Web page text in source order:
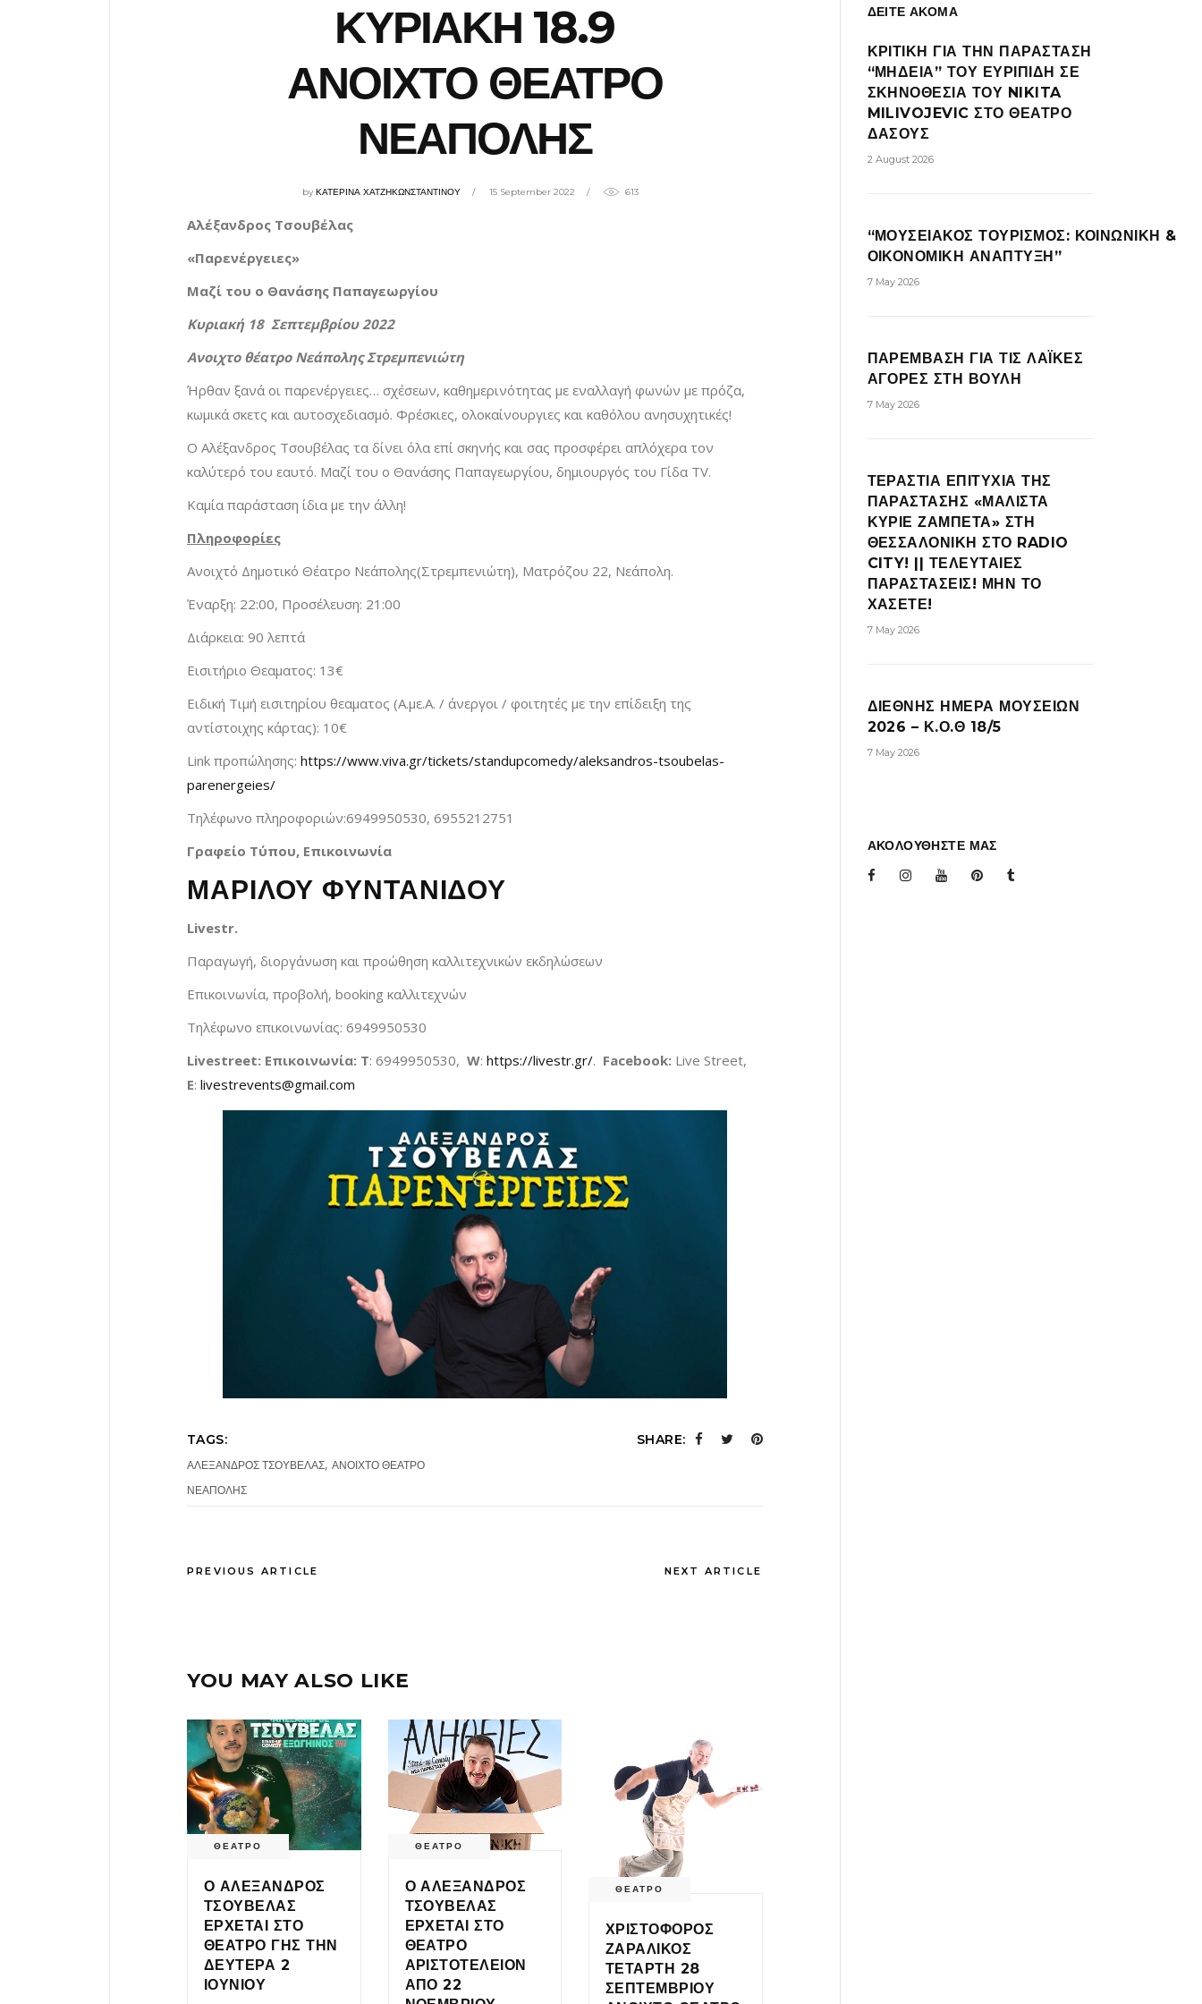
ΚΥΡΙΑΚΗ 18.9
ΑΝΟΙΧΤΟ ΘΕΑΤΡΟ
ΝΕΑΠΟΛΗΣ
byΚΑΤΕΡΙΝΑ ΧΑΤΖΗΚΩΝΣΤΑΝΤΙΝΟΥ 15 September 2022 613
Αλέξανδρος Τσουβέλας
«Παρενέργειες»
Μαζί του ο Θανάσης Παπαγεωργίου
Κυριακή 18 Σεπτεμβρίου 2022
Ανοιχτο θέατρο Νεάπολης Στρεμπενιώτη
Ήρθαν ξανά οι παρενέργειες… σχέσεων, καθημερινότητας με εναλλαγή φωνών με πρόζα,
κωμικά σκετς και αυτοσχεδιασμό. Φρέσκιες, ολοκαίνουργιες και καθόλου ανησυχητικές!
Ο Αλέξανδρος Τσουβέλας τα δίνει όλα επί σκηνής και σας προσφέρει απλόχερα τον
καλύτερό του εαυτό. Μαζί του ο Θανάσης Παπαγεωργίου, δημιουργός του Γίδα TV.
Καμία παράσταση ίδια με την άλλη!
Πληροφορίες
Ανοιχτό Δημοτικό Θέατρο Νεάπολης(Στρεμπενιώτη), Ματρόζου 22, Νεάπολη.
Έναρξη: 22:00, Προσέλευση: 21:00
Διάρκεια: 90 λεπτά
Εισιτήριο Θεαματος: 13€
Ειδική Τιμή εισιτηρίου θεαματος (Α.με.Α. / άνεργοι / φοιτητές με την επίδειξη της
αντίστοιχης κάρτας): 10€
Link προπώλησης: https://www.viva.gr/tickets/standupcomedy/aleksandros-tsoubelas-
parenergeies/
Τηλέφωνο πληροφοριών:6949950530, 6955212751
Γραφείο Τύπου, Επικοινωνία
ΜΑΡΙΛΟΥ ΦΥΝΤΑΝΙΔΟΥ
Livestr.
Παραγωγή, διοργάνωση και προώθηση καλλιτεχνικών εκδηλώσεων
Επικοινωνία, προβολή, booking καλλιτεχνών
Τηλέφωνο επικοινωνίας: 6949950530
Livestreet: Επικοινωνία: Τ: 6949950530, W: https://livestr.gr/. Facebook: Live Street,
E: livestrevents@gmail.com
TAGS:
ΑΛΕΞΑΝΔΡΟΣ ΤΣΟΥΒΕΛΑΣ, ΑΝΟΙΧΤΟ ΘΕΑΤΡΟ
ΝΕΑΠΟΛΗΣ
SHARE:
PREVIOUS ARTICLE NEXT ARTICLE
YOU MAY ALSO LIKE
ΘΕΑΤΡΟ
Ο ΑΛΕΞΑΝΔΡΟΣ
ΤΣΟΥΒΕΛΑΣ
ΕΡΧΕΤΑΙ ΣΤΟ
ΘΕΑΤΡΟ ΓΗΣ ΤΗΝ
ΔΕΥΤΕΡΑ 2
ΙΟΥΝΙΟΥ
ΘΕΑΤΡΟ
Ο ΑΛΕΞΑΝΔΡΟΣ
ΤΣΟΥΒΕΛΑΣ
ΕΡΧΕΤΑΙ ΣΤΟ
ΘΕΑΤΡΟ
ΑΡΙΣΤΟΤΕΛΕΙΟΝ
ΑΠΟ 22
ΘΕΑΤΡΟ
ΧΡΙΣΤΟΦΟΡΟΣ
ΖΑΡΑΛΙΚΟΣ
ΤΕΤΑΡΤΗ 28
ΣΕΠΤΕΜΒΡΙΟΥ
ΔΕΙΤΕ ΑΚΟΜΑ
ΚΡΙΤΙΚΗ ΓΙΑ ΤΗΝ ΠΑΡΑΣΤΑΣΗ
“ΜΗΔΕΙΑ” ΤΟΥ ΕΥΡΙΠΙΔΗ ΣΕ
ΣΚΗΝΟΘΕΣΙΑ ΤΟΥ NIKITA
MILIVOJEVIC ΣΤΟ ΘΕΑΤΡΟ
ΔΑΣΟΥΣ
2 August 2026
“ΜΟΥΣΕΙΑΚΟΣ ΤΟΥΡΙΣΜΟΣ: ΚΟΙΝΩΝΙΚΗ &
ΟΙΚΟΝΟΜΙΚΗ ΑΝΑΠΤΥΞΗ”
7 May 2026
ΠΑΡΕΜΒΑΣΗ ΓΙΑ ΤΙΣ ΛΑΪΚΕΣ
ΑΓΟΡΕΣ ΣΤΗ ΒΟΥΛΗ
7 May 2026
ΤΕΡΑΣΤΙΑ ΕΠΙΤΥΧΙΑ ΤΗΣ
ΠΑΡΑΣΤΑΣΗΣ «ΜΑΛΙΣΤΑ
ΚΥΡΙΕ ΖΑΜΠΕΤΑ» ΣΤΗ
ΘΕΣΣΑΛΟΝΙΚΗ ΣΤΟ RADIO
CITY! || ΤΕΛΕΥΤΑΙΕΣ
ΠΑΡΑΣΤΑΣΕΙΣ! ΜΗΝ ΤΟ
ΧΑΣΕΤΕ!
7 May 2026
ΔΙΕΘΝΗΣ ΗΜΕΡΑ ΜΟΥΣΕΙΩΝ
2026 – Κ.Ο.Θ 18/5
7 May 2026
ΑΚΟΛΟΥΘΗΣΤΕ ΜΑΣ